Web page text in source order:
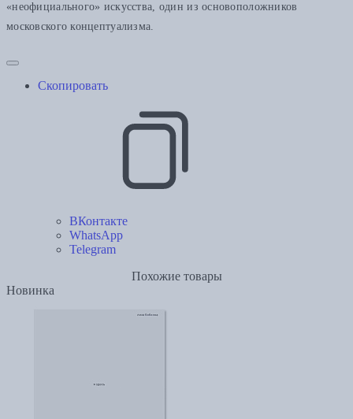
«неофициального» искусства, один из основоположников
московского концептуализма.
Скопировать
ВКонтакте
WhatsApp
Telegram
Похожие товары
Новинка